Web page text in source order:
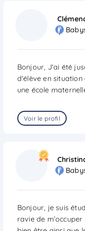
Bonjour, J'ai été
d'élève en
une école
Voir le profil
Bonjour, je suis
ravie de